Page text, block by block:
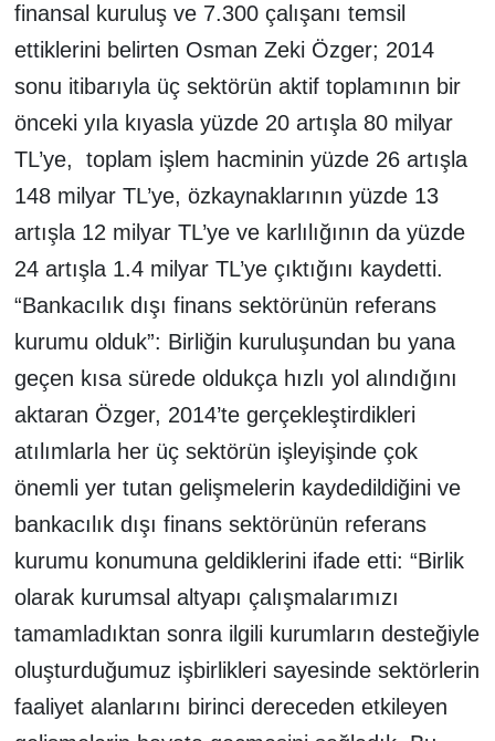
finansal kuruluş ve 7.300 çalışanı temsil
ettiklerini belirten Osman Zeki Özger; 2014
sonu itibarıyla üç sektörün aktif toplamının bir
önceki yıla kıyasla yüzde 20 artışla 80 milyar
TL’ye, toplam işlem hacminin yüzde 26 artışla
148 milyar TL’ye, özkaynaklarının yüzde 13
artışla 12 milyar TL’ye ve karlılığının da yüzde
24 artışla 1.4 milyar TL’ye çıktığını kaydetti.
“Bankacılık dışı finans sektörünün referans
kurumu olduk”: Birliğin kuruluşundan bu yana
geçen kısa sürede oldukça hızlı yol alındığını
aktaran Özger, 2014’te gerçekleştirdikleri
atılımlarla her üç sektörün işleyişinde çok
önemli yer tutan gelişmelerin kaydedildiğini ve
bankacılık dışı finans sektörünün referans
kurumu konumuna geldiklerini ifade etti: “Birlik
olarak kurumsal altyapı çalışmalarımızı
tamamladıktan sonra ilgili kurumların desteğiyle
oluşturduğumuz işbirlikleri sayesinde sektörlerin
faaliyet alanlarını birinci dereceden etkileyen